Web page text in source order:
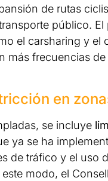
de rutas
público.
el carsharing y el
más frecuencias
en
se incluye
ya se ha
de tráfico y el uso
modo, el